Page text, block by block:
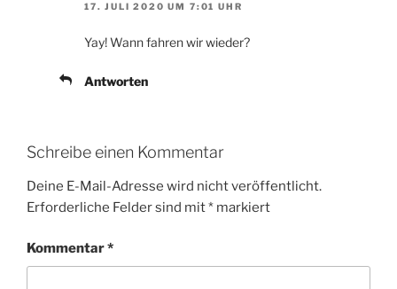
17. JULI 2020 UM 7:01 UHR
Yay! Wann fahren wir wieder?
Antworten
Schreibe einen Kommentar
Deine E-Mail-Adresse wird nicht veröffentlicht.
Erforderliche Felder sind mit* markiert
Kommentar*